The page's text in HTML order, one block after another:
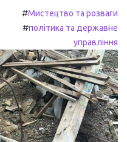
#Мистецтво та розваги
#політика та державне
управління